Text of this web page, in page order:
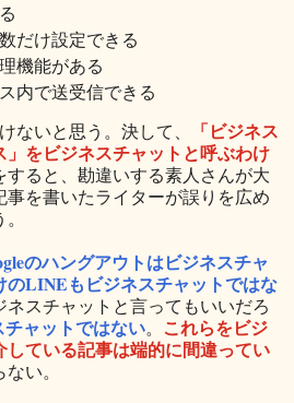
だけ設定できる
機能がある
内で送受信できる
ないと思う。決して、
「ビジネス
をビジネスチャットと呼ぶわけ
すると、勘違いする素人さんが大
を書いたライターが誤りを広め
のハングアウトはビジネスチャ
のLINEもビジネスチャットではな
ネスチャットと言ってもいいだろ
ャットではない。 これらをビジ
ている記事は端的に間違ってい
い。